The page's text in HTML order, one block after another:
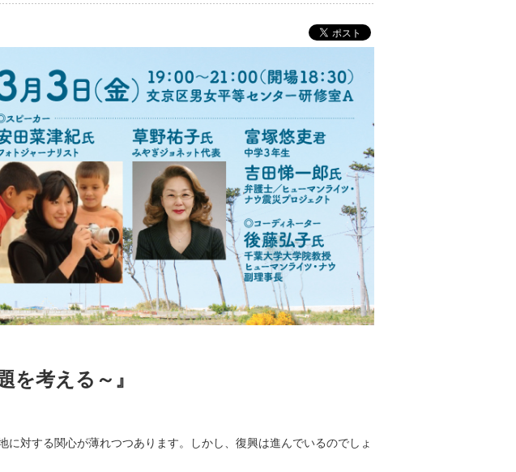
を考える～』
対する関心が薄れつつあります。しかし、復興は進んでいるのでしょ